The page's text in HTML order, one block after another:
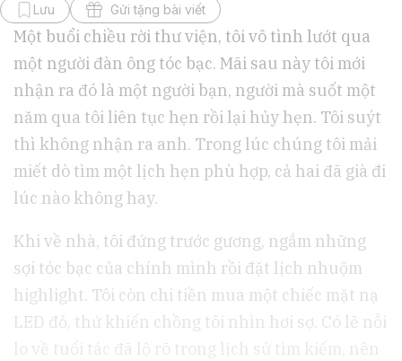
Lưu Gửi tặng bài viết
Một buổi chiều rời thư viện, tôi vô tình lướt qua
một người đàn ông tóc bạc. Mãi sau này tôi mới
nhận ra đó là một người bạn, người mà suốt một
năm qua tôi liên tục hẹn rồi lại hủy hẹn. Tôi suýt
thì không nhận ra anh. Trong lúc chúng tôi mải
miết dò tìm một lịch hẹn phù hợp, cả hai đã già đi
lúc nào không hay.
Khi về nhà, tôi đứng trước gương, ngắm những
sợi tóc bạc của chính mình rồi đặt lịch nhuộm
highlight. Tôi còn chi tiền mua một chiếc mặt nạ
LED đỏ, thứ khiến chồng tôi nhìn hơi sợ. Có lẽ nỗi
lo về tuổi tác đã lộ rõ trong lịch sử tìm kiếm, nên